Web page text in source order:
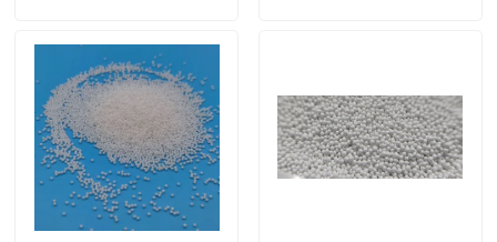
Wisata pabrik
Kontrol kualitas
Hubungi kami